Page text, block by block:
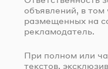
объявлений, в том
размещенных на
рекламодатель.
При полном или
текстов,